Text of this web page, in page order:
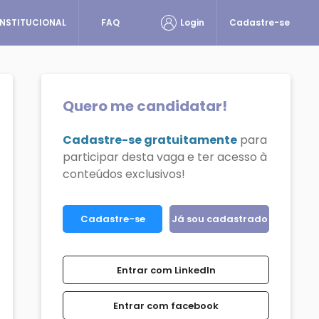
FAQ Login Cadastre-se
Quero me candidatar!
Cadastre-se gratuitamente para
participar desta vaga e ter acesso à
conteúdos exclusivos!
Cadastre-se Já sou cadastrado
Entrar com LinkedIn
Entrar com facebook